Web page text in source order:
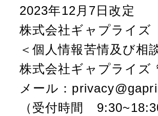
2023年12月7日改定
株式会社ギャプライ
＜個人情報苦情及び相
株式会社ギャプライズ
メール：
（受付時間